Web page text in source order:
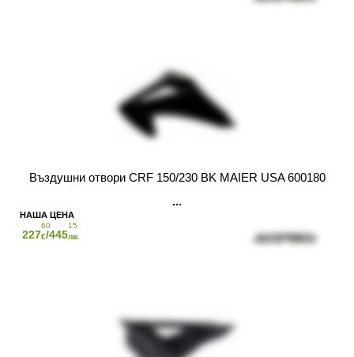
Въздушни отвори CRF 150/230 BK MAIER USA 600180
227
60
€/445
15
лв.